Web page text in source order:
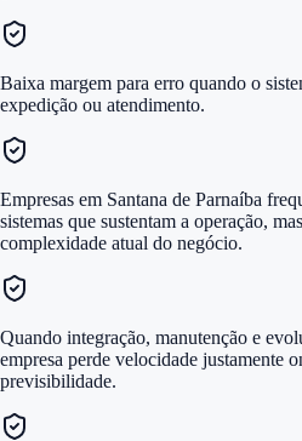
Baixa margem para erro quando o
expedição ou atendimento.
Empresas em Santana de Parnaíba
sistemas que sustentam a operação,
complexidade atual do negócio.
Quando integração, manutenção e
empresa perde velocidade justamente
previsibilidade.